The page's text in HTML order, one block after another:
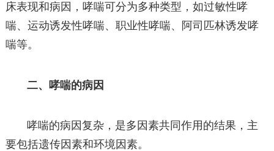
床表现和病因，哮喘可分为多种类型，如过敏性哮
喘、运动诱发性哮喘、职业性哮喘、阿司匹林诱发哮
喘等。
二、哮喘的病因
哮喘的病因复杂，是多因素共同作用的结果，主
要包括遗传因素和环境因素。